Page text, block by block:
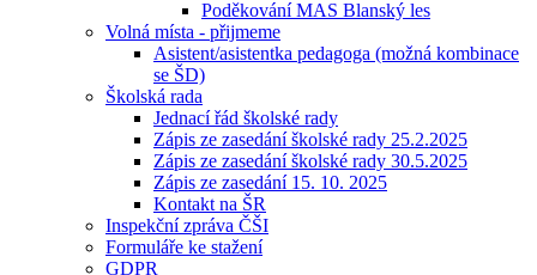
Poděkování MAS Blanský les
Volná místa - přijmeme
Asistent/asistentka pedagoga (možná kombinace
se ŠD)
Školská rada
Jednací řád školské rady
Zápis ze zasedání školské rady 25.2.2025
Zápis ze zasedání školské rady 30.5.2025
Zápis ze zasedání 15. 10. 2025
Kontakt na ŠR
Inspekční zpráva ČŠI
Formuláře ke stažení
GDPR